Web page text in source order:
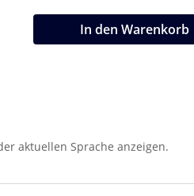
In den Warenkorb
aktuellen Sprache anzeigen.